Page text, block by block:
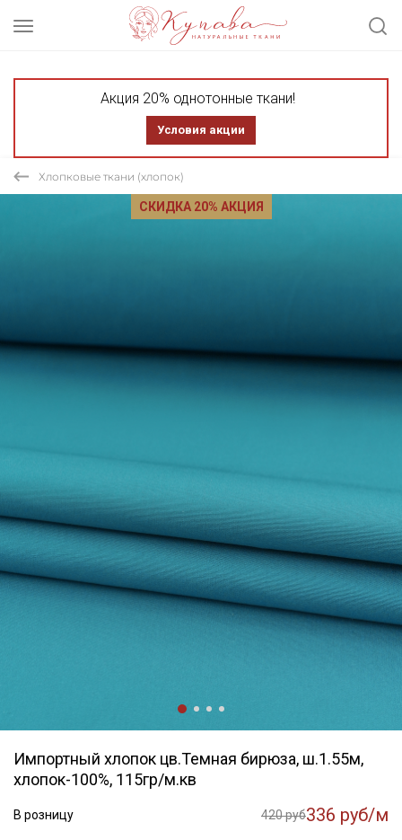
Акция 20% однотонные ткани!
Условия акции
Хлопковые ткани (хлопок)
СКИДКА 20% АКЦИЯ
Импортный хлопок цв.Темная бирюза, ш.1.55м,
хлопок-100%, 115гр/м.кв
В розницу 420 руб336 руб/м